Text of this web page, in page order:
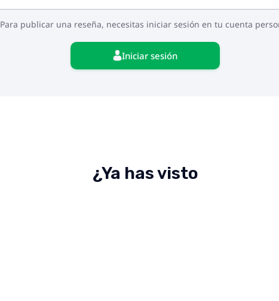
Para publicar una reseña, necesitas iniciar sesión en tu cuenta
Iniciar sesión
¿Ya has visto